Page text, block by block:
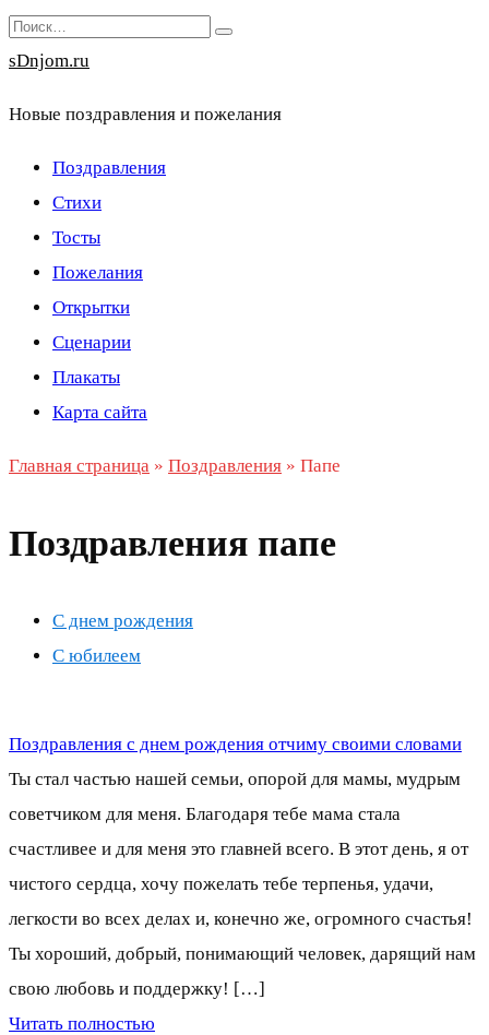
Перейти
к
Search
for:
sDnjom.ru
Новые поздравления и пожелания
Поздравления
Стихи
Тосты
Пожелания
Открытки
Сценарии
Плакаты
Карта сайта
Главная страница » Поздравления » Папе
Поздравления папе
С днем рождения
С юбилеем
Поздравления с днем рождения отчиму своими словами
Ты стал частью нашей семьи, опорой для мамы, мудрым
советчиком для меня. Благодаря тебе мама стала
счастливее и для меня это главней всего. В этот день, я от
чистого сердца, хочу пожелать тебе терпенья, удачи,
легкости во всех делах и, конечно же, огромного счастья!
Ты хороший, добрый, понимающий человек, дарящий нам
свою любовь и поддержку! […]
Читать полностью